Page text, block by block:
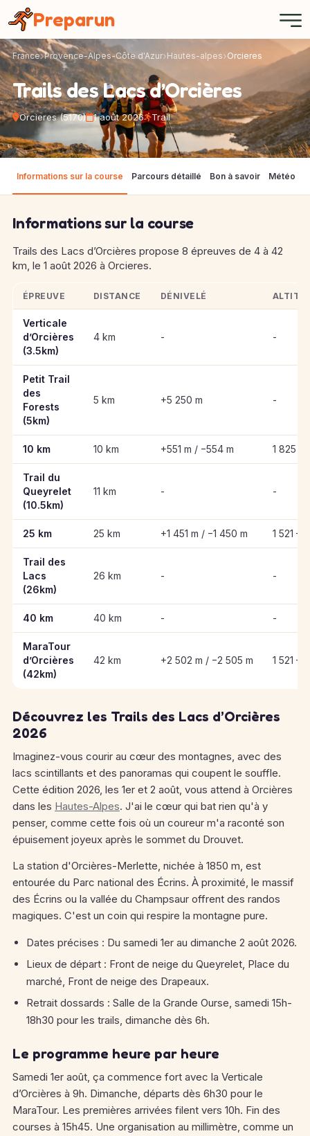
Preparun
France Provence-Alpes-Côte d'Azur Hautes-alpes Orcieres
Trails des Lacs d’Orcières
Orcieres (5170) 1 août 2026 Trail
Informations sur la course Parcours détaillé Bon à savoir Météo
Informations sur la course
Trails des Lacs d’Orcières propose 8 épreuves de 4 à 42
km, le 1 août 2026 à Orcieres.
Informations clés des épreuves de Trails des Lacs d’Orcières
ÉPREUVE DISTANCE DÉNIVELÉ
Verticale
d’Orcières
(3.5km)
4 km - -
Petit Trail
des
Forests
(5km)
5 km +5 250 m -
10 km 10 km +551 m / −554 m 1 825 –
Trail du
Queyrelet
(10.5km)
11 km - -
25 km 25 km +1 451 m / −1 450 m 1 521 –
Trail des
Lacs
(26km)
26 km - -
40 km 40 km - -
MaraTour
d’Orcières
(42km)
42 km +2 502 m / −2 505 m 1 521 –
Découvrez les Trails des Lacs d’Orcières
2026
Imaginez-vous courir au cœur des montagnes, avec des
lacs scintillants et des panoramas qui coupent le souffle.
Cette édition 2026, les 1er et 2 août, vous attend à Orcières
dans les Hautes-Alpes. J'ai le cœur qui bat rien qu'à y
penser, comme cette fois où un coureur m'a raconté son
épuisement joyeux après le sommet du Drouvet.
La station d'Orcières-Merlette, nichée à 1850 m, est
entourée du Parc national des Écrins. À proximité, le massif
des Écrins ou la vallée du Champsaur offrent des randos
magiques. C'est un coin qui respire la montagne pure.
Dates précises : Du samedi 1er au dimanche 2 août 2026.
Lieux de départ : Front de neige du Queyrelet, Place du
marché, Front de neige des Drapeaux.
Retrait dossards : Salle de la Grande Ourse, samedi 15h-
18h30 pour les trails, dimanche dès 6h.
Le programme heure par heure
Samedi 1er août, ça commence fort avec la Verticale
d’Orcières à 9h. Dimanche, départs dès 6h30 pour le
MaraTour. Les premières arrivées filent vers 10h. Fin des
courses à 15h45. Une organisation au millimètre, comme un
Panneau de gestion des cookies